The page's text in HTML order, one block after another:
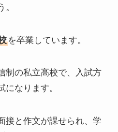
を卒業しています。
制の私立高校で、入試方
なります。
接と作文が課せられ、学